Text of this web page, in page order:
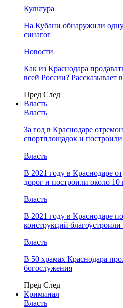
Культура
На Кубани обнаружили
синагог
Новости
Как из Краснодара
всей России? Рассказывает
Пред След
Власть
Власть
За год в Краснодаре
спортплощадок и
Власть
В 2021 году в Краснодаре
дорог и построили около
Власть
В 2021 году в Краснодаре
конструкций
Власть
В 50 храмах Краснодара
богослужения
Пред След
Криминал
Власть